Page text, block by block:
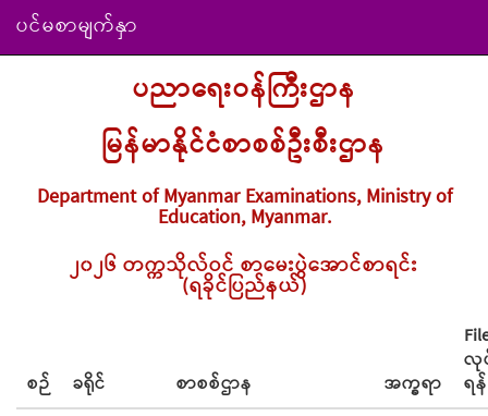
ပင်မစာမျက်နှာ
ပညာရေးဝန်ကြီးဌာန
မြန်မာနိုင်ငံစာစစ်ဦးစီးဌာန
Department of Myanmar Examinations, Ministry of
Education, Myanmar.
၂၀၂၆ တက္ကသိုလ်ဝင် စာမေးပွဲအောင်စာရင်း
(ရခိုင်ပြည်နယ်)
စဉ် ခရိုင် စာစစ်ဌာန အက္ခရာ
လု
ရန်